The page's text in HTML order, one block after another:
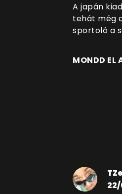
A japán
tehát még
sportoló a
MONDD EL
22/